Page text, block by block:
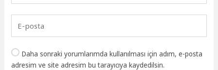
Daha sonraki yorumlarımda kullanılması için adım, e-posta
adresim ve site adresim bu tarayıcıya kaydedilsin.